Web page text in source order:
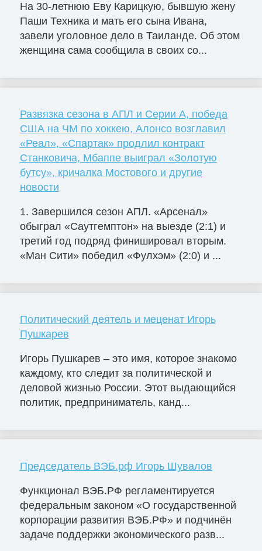
На 30-летнюю Еву Карицкую, бывшую жену
Паши Техника и мать его сына Ивана,
завели уголовное дело в Таиланде. Об этом
женщина сама сообщила в своих со...
Развязка сезона в АПЛ и Серии А, победа
США на ЧМ по хоккею, Алонсо возглавил
«Реал», «Спартак» продлил контракт
Станковича, Мбаппе выиграл «Золотую
бутсу», кричалка Мостового и другие
новости
1. Завершился сезон АПЛ. «Арсенал»
обыграл «Саутгемптон» на выезде (2:1) и
третий год подряд финишировал вторым.
«Ман Сити» победил «Фулхэм» (2:0) и ...
Политический деятель и меценат Игорь
Пушкарев
Игорь Пушкарев – это имя, которое знакомо
каждому, кто следит за политической и
деловой жизнью России. Этот выдающийся
политик, предприниматель, канд...
Председатель ВЭБ.рф Игорь Шувалов
Функционал ВЭБ.РФ регламентируется
федеральным законом «О государственной
корпорации развития ВЭБ.РФ» и подчинён
задаче поддержки экономического разв...